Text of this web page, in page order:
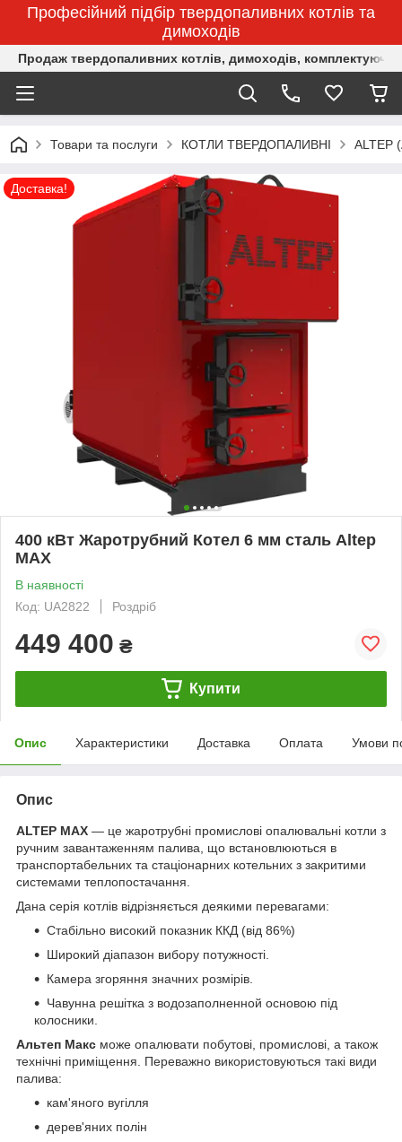
Професійний підбір твердопаливних котлів та
димоходів
Продаж твердопаливних котлів, димоходів,
Товари та послуги КОТЛИ ТВЕРДОПАЛИВНІ ALTEP
Доставка!
400 кВт Жаротрубний Котел 6 мм сталь Altep
MAX
В наявності
Код: UA2822
Роздріб
449 400 ₴
Купити
Опис Характеристики Доставка Оплата Умови
Опис
ALTEP MAX — це жаротрубні промислові опалювальні котли з
ручним завантаженням палива, що встановлюються в
транспортабельних та стаціонарних котельних з закритими
системами теплопостачання.
Дана серія котлів відрізняється деякими перевагами:
Стабільно високий показник ККД (від 86%)
Широкий діапазон вибору потужності.
Камера згоряння значних розмірів.
Чавунна решітка з водозаполненной основою під
колосники.
Альтеп Макс може опалювати побутові, промислові, а також
технічні приміщення. Переважно використовуються такі види
палива:
кам'яного вугілля
дерев'яних полін